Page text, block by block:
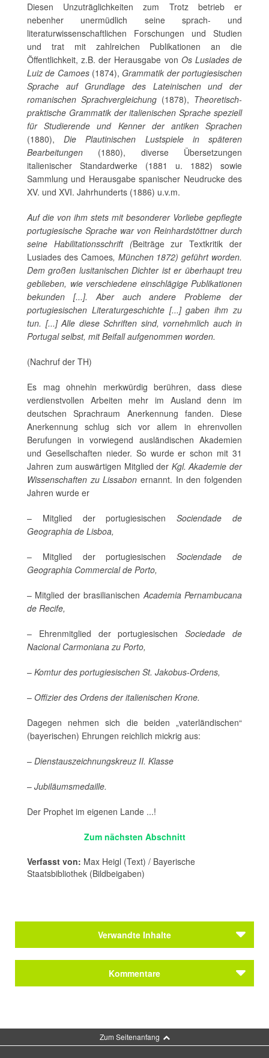
Diesen Unzuträglichkeiten zum Trotz betrieb er
nebenher unermüdlich seine sprach- und
literaturwissenschaftlichen Forschungen und Studien
und trat mit zahlreichen Publikationen an die
Öffentlichkeit, z.B. der Herausgabe von Os Lusiades de
Luiz de Camoes(1874), Grammatik der portugiesischen
Sprache auf Grundlage des Lateinischen und der
romanischen Sprachvergleichung (1878), Theoretisch-
praktische Grammatik der italienischen Sprache speziell
für Studierende und Kenner der antiken Sprachen
(1880), Die
Plautinischen Lustspiele in späteren
Bearbeitungen (1880), diverse Übersetzungen
italienischer Standardwerke (1881 u. 1882) sowie
Sammlung und Herausgabe spanischer Neudrucke des
XV. und XVI. Jahrhunderts (1886) u.v.m.
Auf die von ihm stets mit besonderer Vorliebe gepflegte
portugiesische Sprache war von Reinhardstöttner durch
seine Habilitationsschrift (Beiträge zur Textkritik der
Lusiades des Camoes, München 1872) geführt worden.
Dem großen lusitanischen Dichter ist er überhaupt treu
geblieben, wie verschiedene einschlägige Publikationen
bekunden [...]. Aber auch andere Probleme der
portugiesischen Literaturgeschichte [...] gaben ihm zu
tun. [...] Alle diese Schriften sind, vornehmlich auch in
Portugal selbst, mit Beifall aufgenommen worden.
(Nachruf der TH)
Es mag ohnehin merkwürdig berühren, dass diese
verdienstvollen Arbeiten mehr im Ausland denn im
deutschen Sprachraum Anerkennung fanden. Diese
Anerkennung schlug sich vor allem in ehrenvollen
Berufungen in vorwiegend ausländischen Akademien
und Gesellschaften nieder. So wurde er schon mit 31
Jahren zum auswärtigen Mitglied der Kgl. Akademie der
Wissenschaften zu Lissabon ernannt. In den folgenden
Jahren wurde er
– Mitglied der portugiesischenSociendade de
Geographia de Lisboa,
– Mitglied der portugiesischenSociendade de
Geographia Commercial de Porto,
– Mitglied der brasilianischenAcademia Pernambucana
de Recife,
– Ehrenmitglied der portugiesischenSociedade de
Nacional Carmoniana zu Porto,
– Komtur des portugiesischen St. Jakobus-Ordens,
– Offizier des Ordens der italienischen Krone.
Dagegen nehmen sich die beiden „vaterländischen“
(bayerischen) Ehrungen reichlich mickrig aus:
– Dienstauszeichnungskreuz II. Klasse
– Jubiläumsmedaille.
Der Prophet im eigenen Lande ...!
Zum nächsten Abschnitt
Verfasst von: Max Heigl (Text) / Bayerische
Staatsbibliothek (Bildbeigaben)
Verwandte Inhalte
Kommentare
Zum Seitenanfang